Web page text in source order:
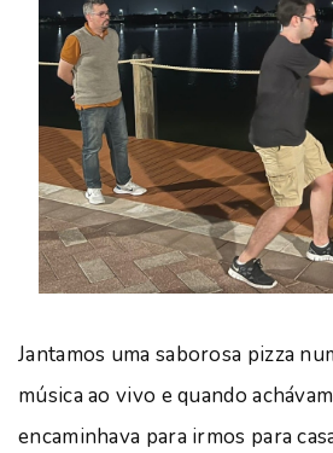
Jantamos uma saborosa pizza
música ao vivo e quando
encaminhava para irmos para